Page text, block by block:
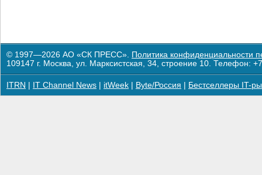
© 1997—2026 АО «СК ПРЕСС». Политика конфиденциальности
109147 г. Москва, ул. Марксистская, 34, строение 10. Телефон:
ITRN IT Channel News itWeek Byte/Россия Бестселлеры IT-